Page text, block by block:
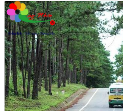
Khách sạn Alicia Phú